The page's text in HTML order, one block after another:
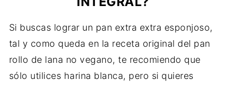
Si buscas lograr un pan extra extra esponjoso,
tal y como queda en la receta original del pan
rollo de lana no vegano, te recomiendo que
sólo utilices harina blanca, pero si quieres